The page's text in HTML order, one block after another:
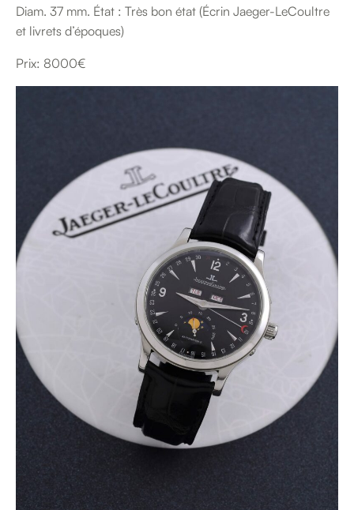
Diam. 37 mm. État : Très bon état (Écrin Jaeger-LeCoultre
et livrets d’époques)
Prix: 8000€